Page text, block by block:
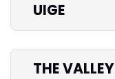
UIGE
THE VALLEY